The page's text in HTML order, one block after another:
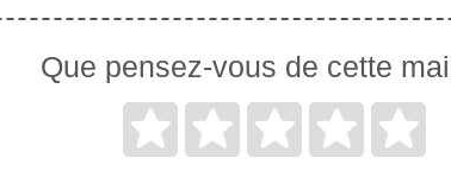
Que pensez-vous de cette